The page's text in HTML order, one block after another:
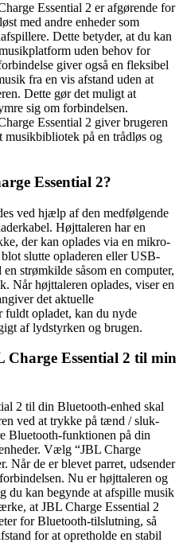
Essential 2 er afgørende for
med andre enheder som
Dette betyder, at du kan
uden behov for
giver også en fleksibel
fra en vis afstand uden at
Dette gør det muligt at
sig om forbindelsen.
Essential 2 giver brugeren
musikbibliotek på en trådløs og
Essential 2?
ved hjælp af den medfølgende
Højttaleren har en
der kan oplades via en mikro-
slutte opladeren eller USB-
strømkilde såsom en computer,
Når højttaleren oplades, viser en
det aktuelle
fuldt opladet, kan du nyde
af lydstyrken og brugen.
Essential 2 til min
2 til din Bluetooth-enhed skal
ved at trykke på tænd / sluk-
Bluetooth-funktionen på din
Vælg “JBL Charge
Når de er blevet parret, udsender
Nu er højttaleren og
du kan begynde at afspille musik
at JBL Charge Essential 2
for Bluetooth-tilslutning, så
for at opretholde en stabil